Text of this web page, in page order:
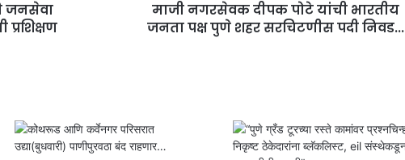
जनसेवा
माजी नगरसेवक दीपक पोटे यांची भारतीय
जनता पक्ष पुणे शहर सरचिटणीस पदी निवड...